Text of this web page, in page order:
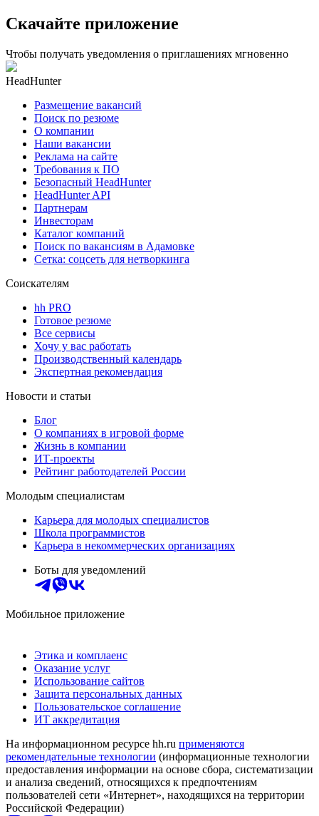
Скачайте приложение
Чтобы получать уведомления о приглашениях мгновенно
HeadHunter
Размещение вакансий
Поиск по резюме
О компании
Наши вакансии
Реклама на сайте
Требования к ПО
Безопасный HeadHunter
HeadHunter API
Партнерам
Инвесторам
Каталог компаний
Поиск по вакансиям в Адамовке
Сетка: соцсеть для нетворкинга
Соискателям
hh PRO
Готовое резюме
Все сервисы
Хочу у вас работать
Производственный календарь
Экспертная рекомендация
Новости и статьи
Блог
О компаниях в игровой форме
Жизнь в компании
ИТ-проекты
Рейтинг работодателей России
Молодым специалистам
Карьера для молодых специалистов
Школа программистов
Карьера в некоммерческих организациях
Боты для уведомлений
Мобильное приложение
Этика и комплаенс
Оказание услуг
Использование сайтов
Защита персональных данных
Пользовательское соглашение
ИТ аккредитация
На информационном ресурсе hh.ru применяются
рекомендательные технологии (информационные технологии
предоставления информации на основе сбора, систематизации
и анализа сведений, относящихся к предпочтениям
пользователей сети «Интернет», находящихся на территории
Российской Федерации)